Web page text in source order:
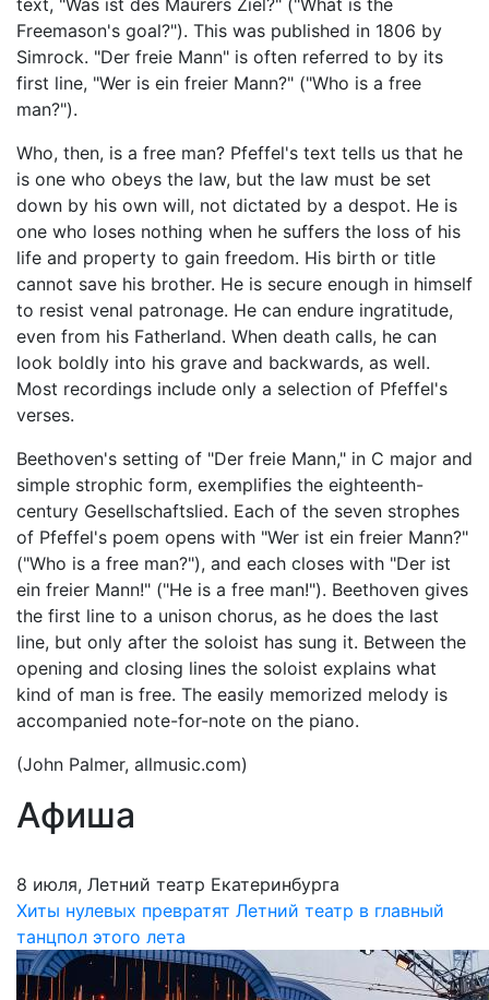
text, "Was ist des Maurers Ziel?" ("What is the
Freemason's goal?"). This was published in 1806 by
Simrock. "Der freie Mann" is often referred to by its
first line, "Wer is ein freier Mann?" ("Who is a free
man?").
Who, then, is a free man? Pfeffel's text tells us that he
is one who obeys the law, but the law must be set
down by his own will, not dictated by a despot. He is
one who loses nothing when he suffers the loss of his
life and property to gain freedom. His birth or title
cannot save his brother. He is secure enough in himself
to resist venal patronage. He can endure ingratitude,
even from his Fatherland. When death calls, he can
look boldly into his grave and backwards, as well.
Most recordings include only a selection of Pfeffel's
verses.
Beethoven's setting of "Der freie Mann," in C major and
simple strophic form, exemplifies the eighteenth-
century Gesellschaftslied. Each of the seven strophes
of Pfeffel's poem opens with "Wer ist ein freier Mann?"
("Who is a free man?"), and each closes with "Der ist
ein freier Mann!" ("He is a free man!"). Beethoven gives
the first line to a unison chorus, as he does the last
line, but only after the soloist has sung it. Between the
opening and closing lines the soloist explains what
kind of man is free. The easily memorized melody is
accompanied note-for-note on the piano.
(John Palmer, allmusic.com)
Афиша
8 июля, Летний театр Екатеринбурга
Хиты нулевых превратят Летний театр в главный
танцпол этого лета